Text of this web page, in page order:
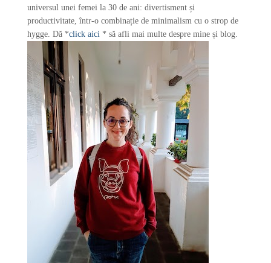
universul unei femei la 30 de ani: divertisment și
productivitate, într-o combinație de minimalism cu o strop de
hygge. Dă *click aici * să afli mai multe despre mine și blog.